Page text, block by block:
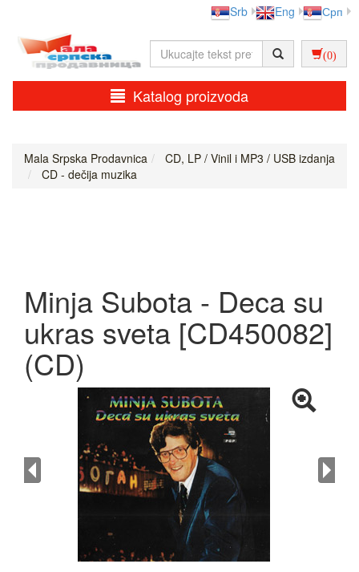
Srb Eng Срп
(0)
Katalog proizvoda
Mala Srpska Prodavnica
CD, LP / Vinil i MP3 / USB izdanja
CD - dečija muzika
Minja Subota - Deca su
ukras sveta [CD450082]
(CD)